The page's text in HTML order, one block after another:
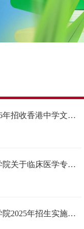
上海交通大学2026年招收香港中学文凭考试学生简章
上海交通大学医学院关于临床医学专业博士改革试点项目医学预科课程修读和考核要求的说明
上海交通大学医学院2025年招生实施细则